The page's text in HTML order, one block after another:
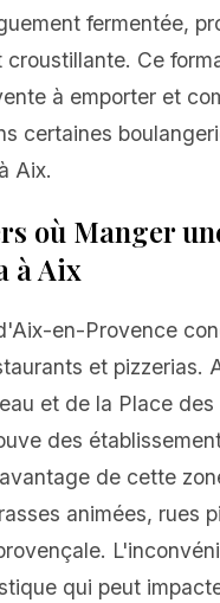
fermentée,
croustillante. Ce
à emporter et
certaines
Aix.
où Manger
à Aix
en-Provence
et pizzerias.
et de la Place des
des
de cette
animées, rues
qui peut